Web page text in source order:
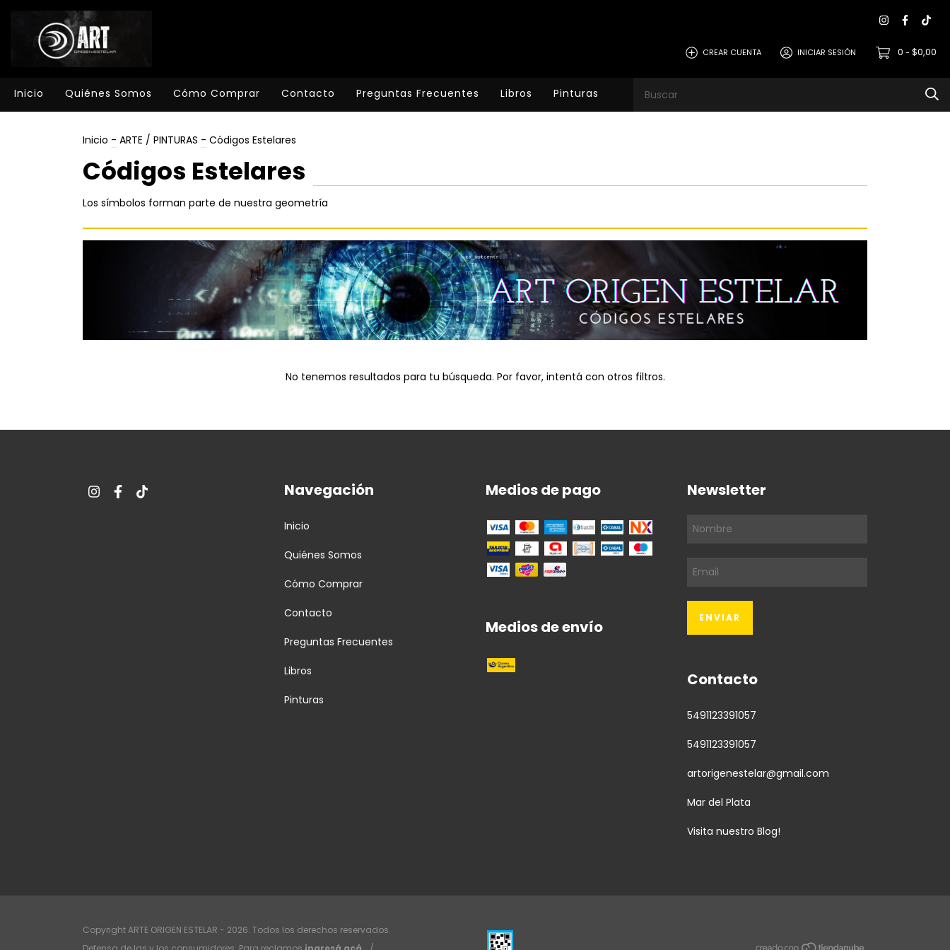
CREAR CUENTA INICIAR SESIÓN 0 - $0,00
Inicio Quiénes Somos Cómo Comprar Contacto Preguntas Frecuentes Libros Pinturas
Inicio - ARTE / PINTURAS - Códigos Estelares
Códigos Estelares
Los símbolos forman parte de nuestra geometría
No tenemos resultados para tu búsqueda. Por favor, intentá con otros filtros.
Navegación
Inicio
Quiénes Somos
Cómo Comprar
Contacto
Preguntas Frecuentes
Libros
Pinturas
Medios de pago
Medios de envío
Newsletter
Contacto
5491123391057
5491123391057
artorigenestelar@gmail.com
Mar del Plata
Visita nuestro Blog!
Copyright ARTE ORIGEN ESTELAR - 2026. Todos los derechos reservados.